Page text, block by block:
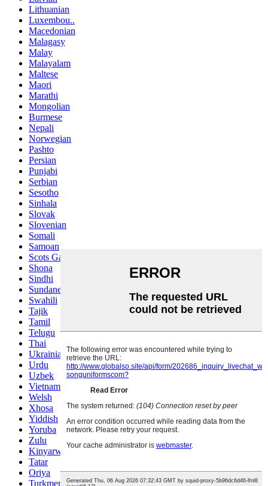
Lithuanian
Luxembou..
Macedonian
Malagasy
Malay
Malayalam
Maltese
Maori
Marathi
Mongolian
Burmese
Nepali
Norwegian
Pashto
Persian
Punjabi
Serbian
Sesotho
Sinhala
Slovak
Slovenian
Somali
Samoan
Scots Gaelic
Shona
Sindhi
Sundanese
Swahili
Tajik
Tamil
Telugu
Thai
Ukrainian
Urdu
Uzbek
Vietnamese
Welsh
Xhosa
Yiddish
Yoruba
Zulu
Kinyarwanda
Tatar
Oriya
Turkmen